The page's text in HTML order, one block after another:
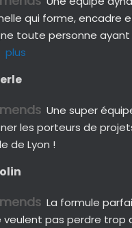
qui forme, encadre
toute personne ayant
plus
Une super
les porteurs de
de Lyon !
La formule
veulent pas perdre trop